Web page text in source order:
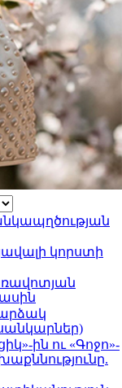
կորստի
ին ու «Գոջո»-